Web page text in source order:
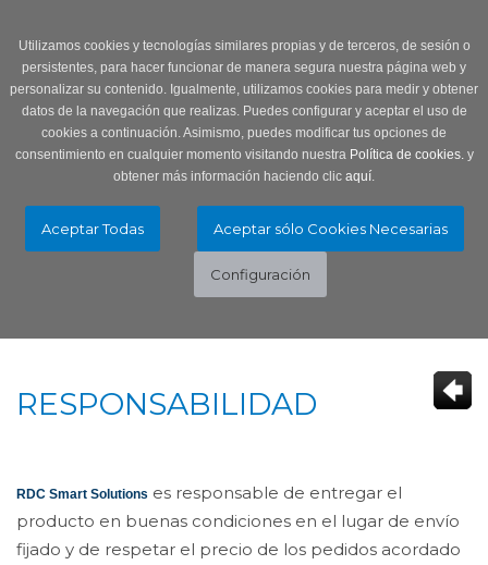
Utilizamos cookies y tecnologías similares propias y de terceros, de sesión o
persistentes, para hacer funcionar de manera segura nuestra página web y
personalizar su contenido. Igualmente, utilizamos cookies para medir y obtener
datos de la navegación que realizas. Puedes configurar y aceptar el uso de
cookies a continuación. Asimismo, puedes modificar tus opciones de
consentimiento en cualquier momento visitando nuestra Política de cookies.y
obtener más información haciendo clic aquí.
RESPONSABILIDAD
RDC Smart Solutions es responsable de entregar el
producto en buenas condiciones en el lugar de envío
fijado y de respetar el precio de los pedidos acordado